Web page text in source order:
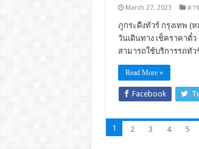
March 27, 2023 ตา
ภูกระดึงทัวร์ กรุงเทพ (
วันเดินทาง เช็คราคาตั๋
สามารถใช้บริการรถทั
Read More »
Facebook
1 2 3 4 5